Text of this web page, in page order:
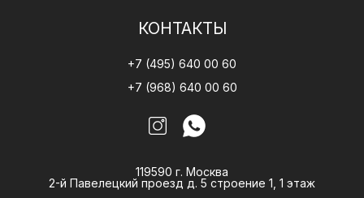
КОНТАКТЫ
+7 (495) 640 00 60
+7 (968) 640 00 60
119590 г. Москва
2-й Павелецкий проезд д. 5 строение 1, 1 этаж